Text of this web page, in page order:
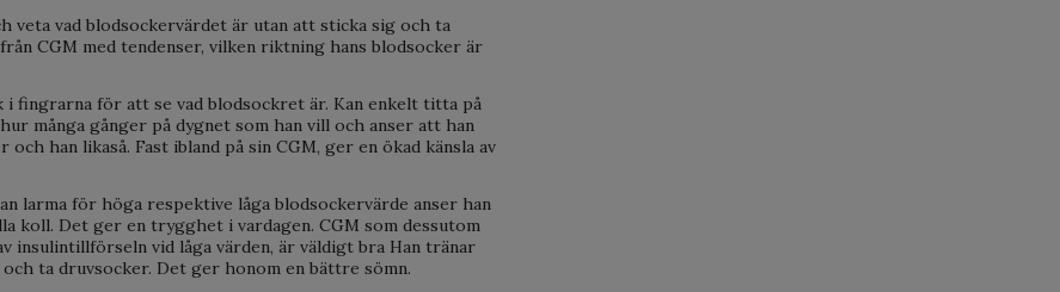
veta vad blodsockervärdet är utan att sticka sig och ta
CGM med tendenser, vilken riktning hans blodsocker är
i fingrarna för att se vad blodsockret är. Kan enkelt titta på
många gånger på dygnet som han vill och anser att han
han likaså. Fast ibland på sin CGM, ger en ökad känsla av
larma för höga respektive låga blodsockervärde anser han
koll. Det ger en trygghet i vardagen. CGM som dessutom
insulintillförseln vid låga värden, är väldigt bra Han tränar
ta druvsocker. Det ger honom en bättre sömn.